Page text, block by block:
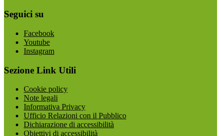
Seguici su
Facebook
Youtube
Instagram
Sezione Link Utili
Cookie policy
Note legali
Informativa Privacy
Ufficio Relazioni con il Pubblico
Dichiarazione di accessibilità
Obiettivi di accessibilità